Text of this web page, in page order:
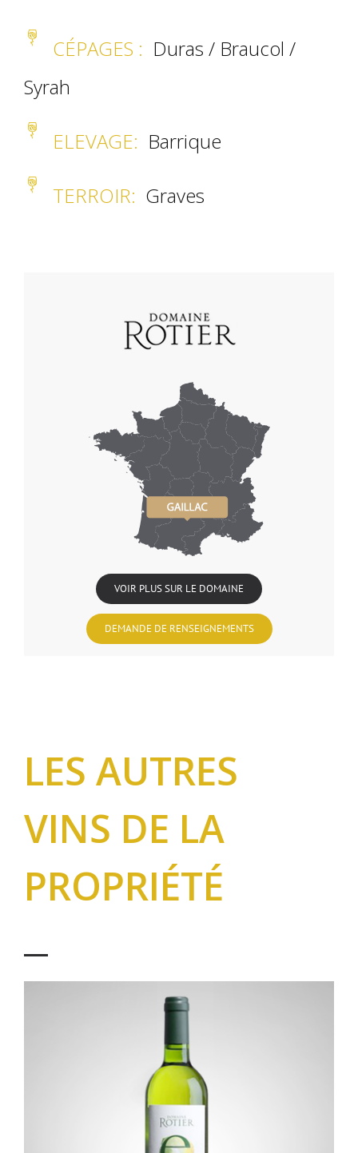
CÉPAGES : Duras / Braucol /
Syrah
ELEVAGE: Barrique
TERROIR: Graves
VOIR PLUS SUR LE DOMAINE
DEMANDE DE RENSEIGNEMENTS
LES AUTRES
VINS DE LA
PROPRIÉTÉ